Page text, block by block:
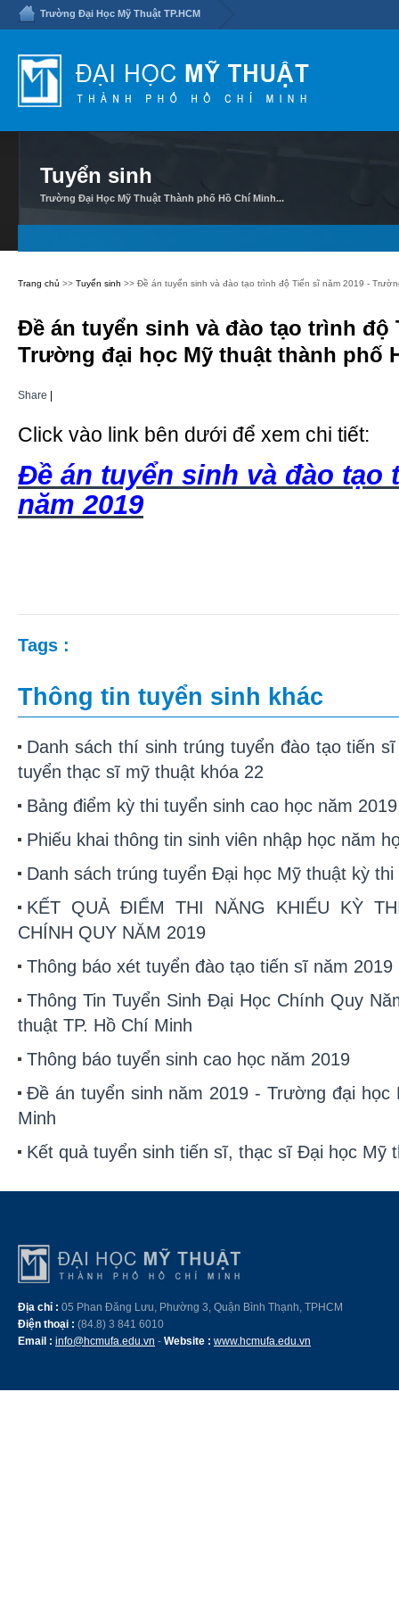
Trường Đại Học Mỹ Thuật TP.HCM
Tuyển sinh
Trường Đại Học Mỹ Thuật Thành phố Hồ Chí Minh...
Trang chủ >> Tuyển sinh >> Đề án tuyển sinh và đào tạo trình độ Tiến sĩ năm 2019 -
Đề án tuyển sinh và đào tạo trình độ
Trường đại học Mỹ thuật thành phố
Share
Click vào link bên dưới để xem chi tiết:
Đề án tuyển sinh và đào tạo
năm 2019
Tags :
Thông tin tuyển sinh khác
Danh sách thí sinh trúng tuyển đào tạo tiến
tuyển thạc sĩ mỹ thuật khóa 22
Bảng điểm kỳ thi tuyển sinh cao học năm 2019
Phiếu khai thông tin sinh viên nhập học năm
Danh sách trúng tuyển Đại học Mỹ thuật kỳ
KẾT QUẢ ĐIỂM THI NĂNG KHIẾU KỲ
CHÍNH QUY NĂM 2019
Thông báo xét tuyển đào tạo tiến sĩ năm 2019
Thông Tin Tuyển Sinh Đại Học Chính Quy
thuật TP. Hồ Chí Minh
Thông báo tuyển sinh cao học năm 2019
Đề án tuyển sinh năm 2019 - Trường đại học
Minh
Kết quả tuyển sinh tiến sĩ, thạc sĩ Đại học Mỹ
Địa chỉ : 05 Phan Đăng Lưu, Phường 3, Quận Bình Thạnh, TPHCM
Điện thoại : (84.8) 3 841 6010
Email : info@hcmufa.edu.vn - Website : www.hcmufa.edu.vn